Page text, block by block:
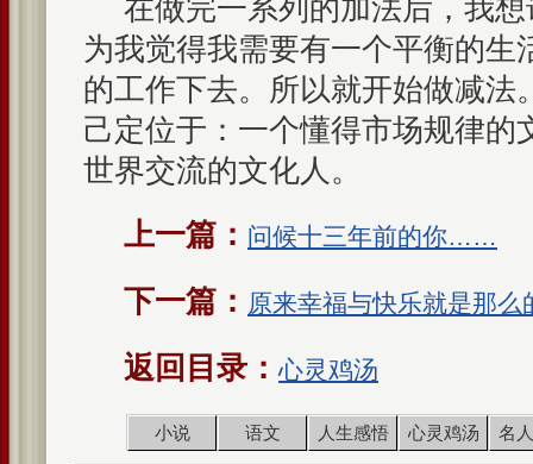
在做完一系列的加法后，我
为我觉得我需要有一个平衡的生
的工作下去。所以就开始做减法
己定位于：一个懂得市场规律的
世界交流的文化人。
上一篇： 问候十三年前的你……
下一篇： 原来幸福与快乐就是那么
返回目录：心灵鸡汤
小说 语文 人生感悟 心灵鸡汤 名